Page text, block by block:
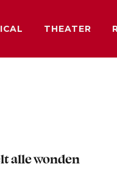
THEATER
alle wonden